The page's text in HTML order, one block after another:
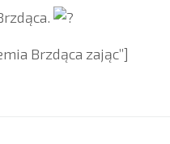
Brzdąca zając”]